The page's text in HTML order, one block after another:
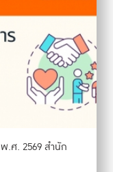
.ศ. 2569 สำนัก